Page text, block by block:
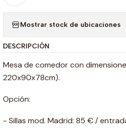
Mostrar stock de ubicaciones
DESCRIPCIÓN
Mesa de comedor con
220x90x78cm).
Opción:
- Sillas mod. Madrid: 85 € /